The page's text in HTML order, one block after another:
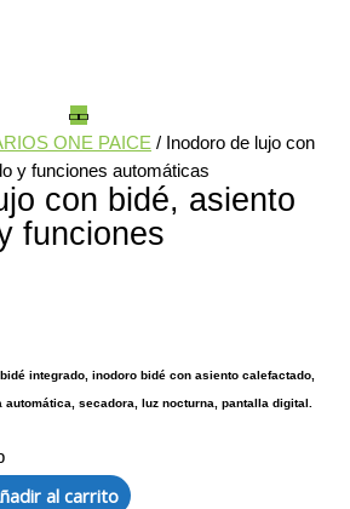
ONE PAICE / Inodoro de lujo con
y funciones automáticas
con bidé, asiento
funciones
integrado, inodoro bidé con asiento calefactado,
secadora, luz nocturna, pantalla digital.
al carrito